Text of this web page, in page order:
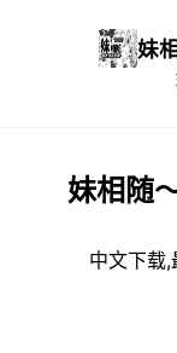
妹
妹相随
中文下载